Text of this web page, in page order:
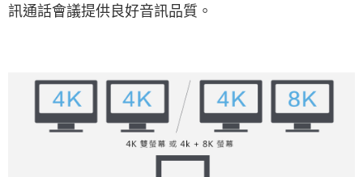
訊通話會議提供良好音訊品質。